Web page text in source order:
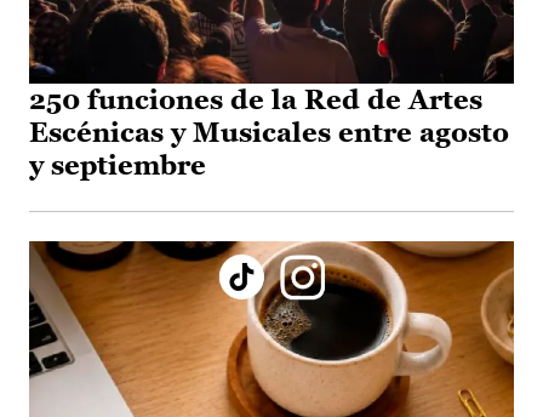
250 funciones de la Red de Artes
Escénicas y Musicales entre agosto
y septiembre